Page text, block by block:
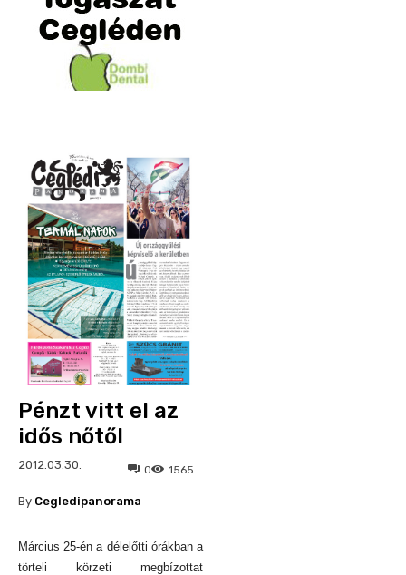
Pénzt vitt el az
idős nőtől
2012.03.30. 1565
0
By Cegledipanorama
Március 25-én a délelőtti órákban a
törteli körzeti megbízottat